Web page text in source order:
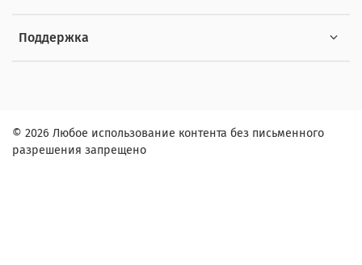
Поддержка
© 2026 Любое использование контента без письменного
разрешения запрещено